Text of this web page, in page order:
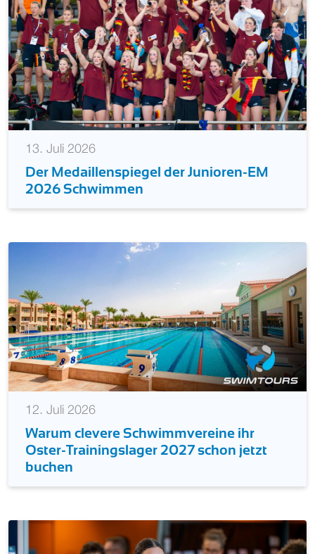
13. Juli 2026
Der Medaillenspiegel der Junioren-EM
2026 Schwimmen
12. Juli 2026
Warum clevere Schwimmvereine ihr
Oster-Trainingslager 2027 schon jetzt
buchen